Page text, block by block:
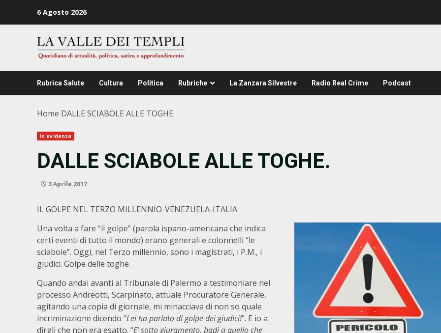
6 Agosto 2026
Rubrica Salute Cultura Politica Rubriche La Zanzara Silvestre Radio Real Crime Podcast
Home DALLE SCIABOLE ALLE TOGHE.
In evidenza
DALLE SCIABOLE ALLE TOGHE.
3 Aprile 2017
IL GOLPE NEL TERZO MILLENNIO-VENEZUELA-ITALIA
Una volta a fare “il golpe” (parola ispano-americana che indica
certi eventi di tutto il mondo) erano generali e colonnelli “le
sciabole”. Oggi, nel Terzo millennio, sono i magistrati, i P.M., i
giudici. Golpe delle toghe.
Quando andai avanti al Tribunale di Palermo a testimoniare nel
processo Andreotti, Scarpinato, attuale Procuratore Generale,
agitando una copia di giornale, mi minacciava di non so quale
incriminazione dicendo “Lei ha parlato di golpe dei giudici!”. E io a
dirgli che non era esatto. “E’ sotto giuramento, badi a quello che